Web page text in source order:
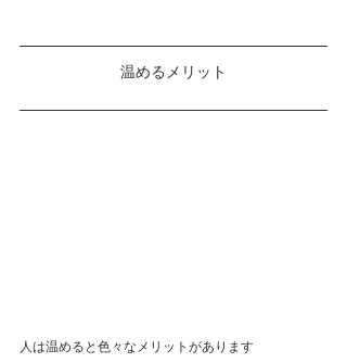
温めるメリット
人は温めると色々なメリットがあります